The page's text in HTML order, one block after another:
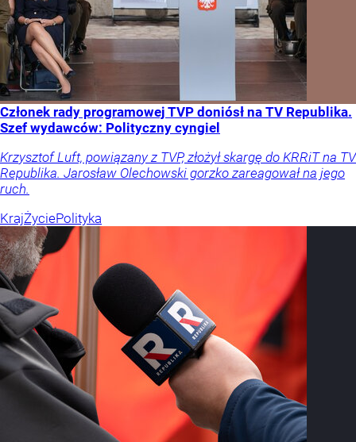
Członek rady programowej TVP doniósł na TV Republika.
Szef wydawców: Polityczny cyngiel
Krzysztof Luft, powiązany z TVP, złożył skargę do KRRiT na TV
Republika. Jarosław Olechowski gorzko zareagował na jego
ruch.
KrajŻyciePolityka